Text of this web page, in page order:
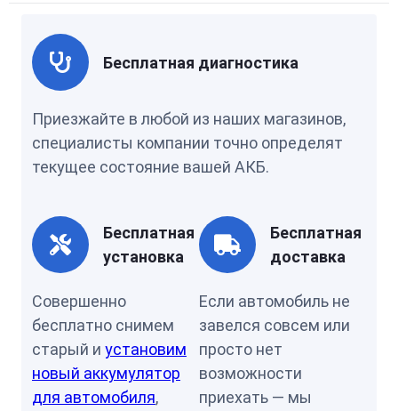
Бесплатная диагностика
Приезжайте в любой из наших магазинов,
специалисты компании точно определят
текущее состояние вашей АКБ.
Бесплатная
установка
Совершенно
бесплатно снимем
старый и установим
новый аккумулятор
для автомобиля,
Бесплатная
доставка
Если автомобиль не
завелся совсем или
просто нет
возможности
приехать — мы